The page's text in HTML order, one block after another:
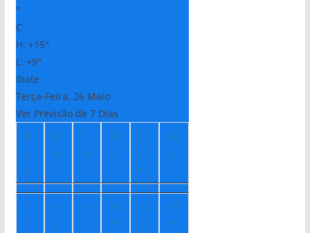
°
C
H: +15°
L: +9°
Ibate
Terça-Feira, 26 Maio
Ver Previsão de 7 Dias
Q
u
a
Q
ui
S
ex
Sá
b
D
o
m
Se
g
+
1
+
2
+
2
+2
1°
+2
2°
+2
2°